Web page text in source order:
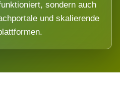
sondern auch
und skalierende